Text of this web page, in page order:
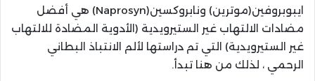
ايبوبروفين(موترين) ونابروكسين(Naprosyn) هي أفضل
مضادات الالتهاب غير الستيرويدية (الأدوية المضادة للالتهاب
غير الستيرويدية) التي تم دراستها لألم الانتباذ البطاني
الرحمي ، لذلك من هنا تبدأ.